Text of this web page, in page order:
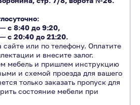
с 8:40 до 9:20,
с 20:40 до 21:20.
или по телефону. Оплатите
и внесите залог.
мебель и пришлем инструкцию
и схемой проезда для вашего
только заказать пропуск для
состояние мебели при